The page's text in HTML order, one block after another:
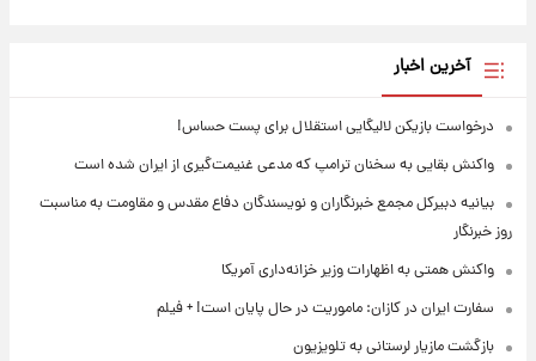
آخرین اخبار
درخواست بازیکن لالیگایی استقلال برای پست حساس!
واکنش بقایی به سخنان ترامپ که مدعی غنیمت‌گیری از ایران شده است
بیانیه دبیرکل مجمع خبرنگاران و نویسندگان دفاع مقدس و مقاومت به مناسبت
روز خبرنگار
واکنش همتی به اظهارات وزیر خزانه‌داری آمریکا
سفارت ایران در کازان: ماموریت در حال پایان است! + فیلم
بازگشت مازیار لرستانی به تلویزیون